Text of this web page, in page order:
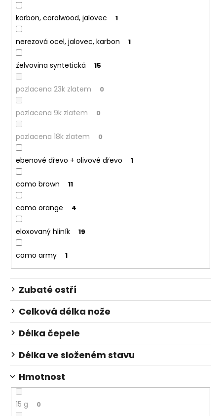
karbon, coralwood, jalovec 1
nerezová ocel, jalovec, karbon 1
želvovina syntetická 15
pozlacena 23k zlatem 0
pozlacena 9k zlatem 0
pozlacena 18k zlatem 0
ebenové dřevo + olivové dřevo 1
camo brown 11
camo orange 4
eloxovaný hliník 19
camo army 1
Zubaté ostří
Celková délka nože
Délka čepele
Délka ve složeném stavu
Hmotnost
15 g 0